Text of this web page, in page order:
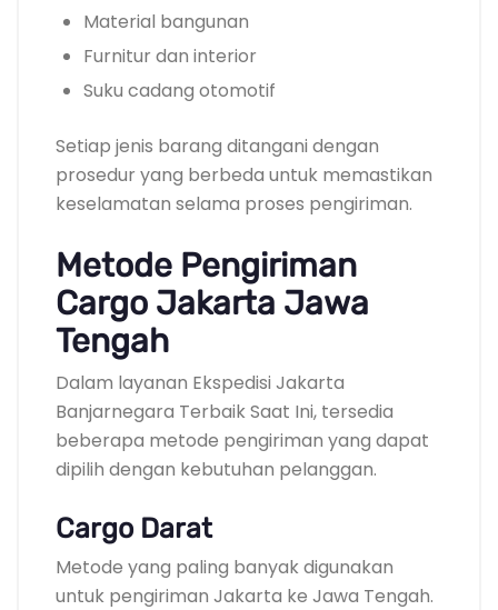
Material bangunan
Furnitur dan interior
Suku cadang otomotif
Setiap jenis barang ditangani dengan
prosedur yang berbeda untuk memastikan
keselamatan selama proses pengiriman.
Metode Pengiriman
Cargo Jakarta Jawa
Tengah
Dalam layanan Ekspedisi Jakarta
Banjarnegara Terbaik Saat Ini, tersedia
beberapa metode pengiriman yang dapat
dipilih dengan kebutuhan pelanggan.
Cargo Darat
Metode yang paling banyak digunakan
untuk pengiriman Jakarta ke Jawa Tengah.